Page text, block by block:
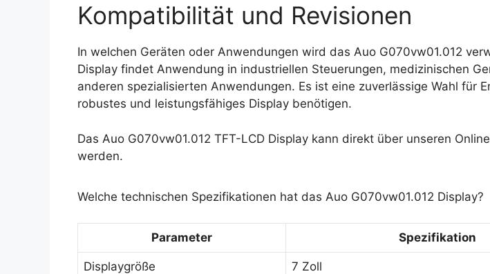
Kompatibilität und Revisionen
In welchen Geräten oder Anwendungen wird das Auo G070vw01.012
Display findet Anwendung in industriellen Steuerungen, medizinischen
anderen spezialisierten Anwendungen. Es ist eine zuverlässige Wahl für
robustes und leistungsfähiges Display benötigen.
Das Auo G070vw01.012 TFT-LCD Display kann direkt über unseren
werden.
Welche technischen Spezifikationen hat das Auo G070vw01.012 Display?
Parameter Spezifikation
Displaygröße 7 Zoll